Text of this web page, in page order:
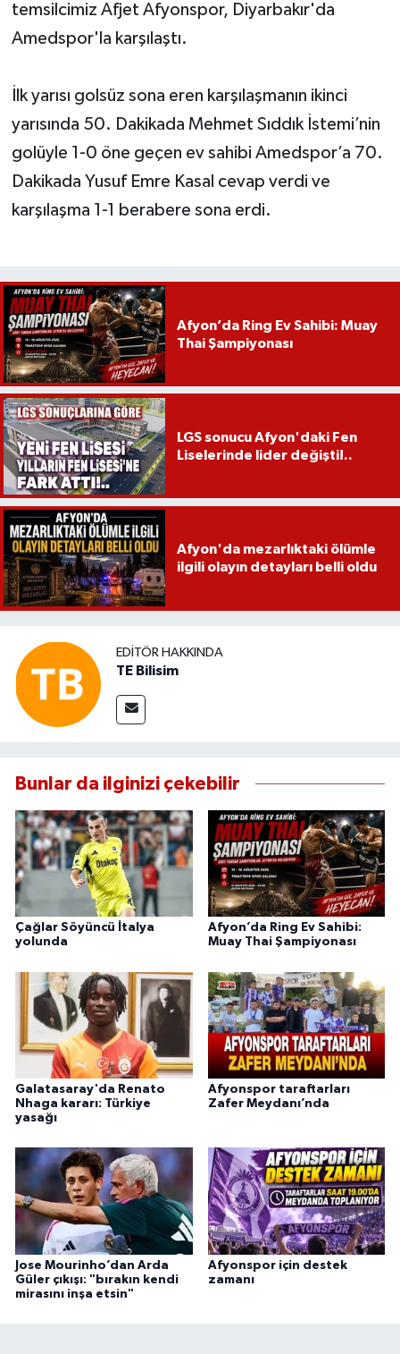
temsilcimiz Afjet Afyonspor, Diyarbakır'da
Amedspor'la karşılaştı.
İlk yarısı golsüz sona eren karşılaşmanın ikinci
yarısında 50. Dakikada Mehmet Sıddık İstemi’nin
golüyle 1-0 öne geçen ev sahibi Amedspor’a 70.
Dakikada Yusuf Emre Kasal cevap verdi ve
karşılaşma 1-1 berabere sona erdi.
Afyon’da Ring Ev Sahibi: Muay
Thai Şampiyonası
LGS sonucu Afyon'daki Fen
Liselerinde lider değişti!..
Afyon'da mezarlıktaki ölümle
ilgili olayın detayları belli oldu
EDITÖR HAKKINDA
TE Bilisim
Bunlar da ilginizi çekebilir
Çağlar Söyüncü İtalya
yolunda
Afyon’da Ring Ev Sahibi:
Muay Thai Şampiyonası
Galatasaray'da Renato
Nhaga kararı: Türkiye
yasağı
Afyonspor taraftarları
Zafer Meydanı’nda
Jose Mourinho’dan Arda
Güler çıkışı: "bırakın kendi
mirasını inşa etsin"
Afyonspor için destek
zamanı